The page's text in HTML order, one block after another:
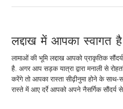
लद्दाख में आपका स्वागत
लामाओं की भूमि लद्दाख आपको प्राकृतिक
है. अगर आप सड़क यात्रा द्वारा मनाली से
करेंगे तो आपका रास्ता सीढ़ीनुमा होने के साथ-
रास्ते में आए दर्रे आपको अपने नैसर्गिक सौंदर्य